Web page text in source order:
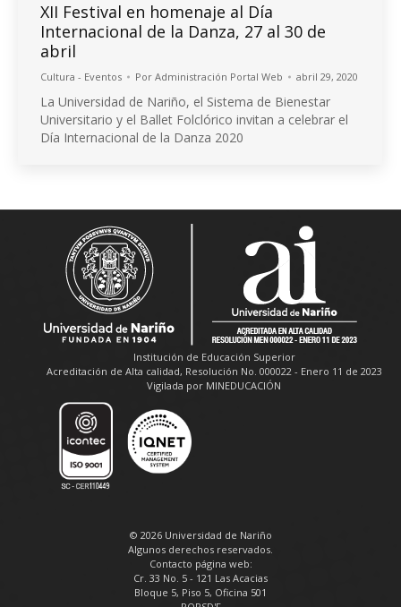
XII Festival en homenaje al Día
Internacional de la Danza, 27 al 30 de
abril
Cultura - Eventos Por Administración Portal Web abril 29, 2020
La Universidad de Nariño, el Sistema de Bienestar
Universitario y el Ballet Folclórico invitan a celebrar el
Día Internacional de la Danza 2020
Institución de Educación Superior
Acreditación de Alta calidad, Resolución No. 000022 - Enero 11 de 2023
Vigilada por MINEDUCACIÓN
© 2026 Universidad de Nariño
Algunos derechos reservados.
Contacto página web:
Cr. 33 No. 5 - 121 Las Acacias
Bloque 5, Piso 5, Oficina 501